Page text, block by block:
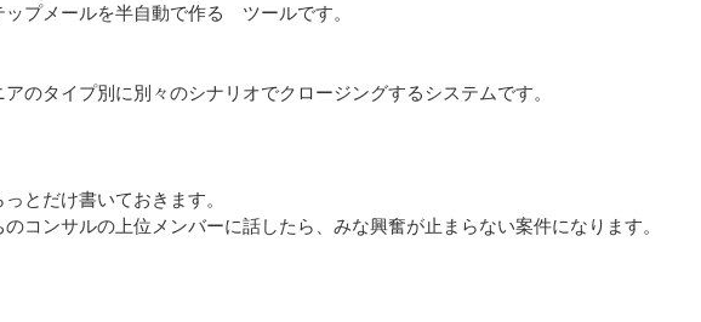
ップメールを半自動で作る ツールです。
アのタイプ別に別々のシナリオでクロージングするシステムです。
っとだけ書いておきます。
のコンサルの上位メンバーに話したら、みな興奮が止まらない案件になります。